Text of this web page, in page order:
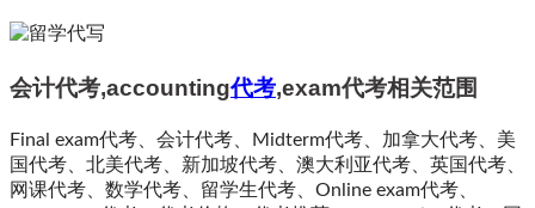
会计代考,accounting代考,exam代考相关范围
Final exam代考、会计代考、Midterm代考、加拿大代考、美
国代考、北美代考、新加坡代考、澳大利亚代考、英国代考、
网课代考、数学代考、留学生代考、Online exam代考、